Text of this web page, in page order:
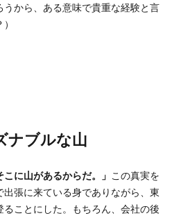
から、ある意味で貴重な経験と言
ナブルな山
に山があるからだ。」 この真実を
張に来ている身でありながら、東
ことにした。もちろん、会社の後